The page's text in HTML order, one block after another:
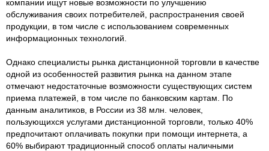
компании ищут новые возможности по улучшению
обслуживания своих потребителей, распространения своей
продукции, в том числе с использованием современных
информационных технологий.
Однако специалисты рынка дистанционной торговли в качестве
одной из особенностей развития рынка на данном этапе
отмечают недостаточные возможности существующих систем
приема платежей, в том числе по банковским картам. По
данным аналитиков, в России из 38 млн. человек,
пользующихся услугами дистанционной торговли, только 40%
предпочитают оплачивать покупки при помощи интернета, а
60% выбирают традиционный способ оплаты наличными